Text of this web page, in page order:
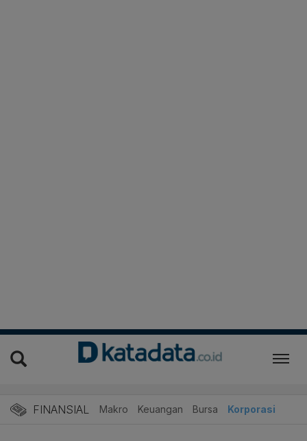
FINANSIAL Makro Keuangan Bursa Korporasi